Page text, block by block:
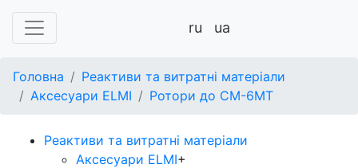
ru ua
Головна
Реактиви та витратні матеріали
Аксесуари ELMI
Ротори до СМ-6МТ
Реактиви та витратні матеріали
Аксесуари ELMI+